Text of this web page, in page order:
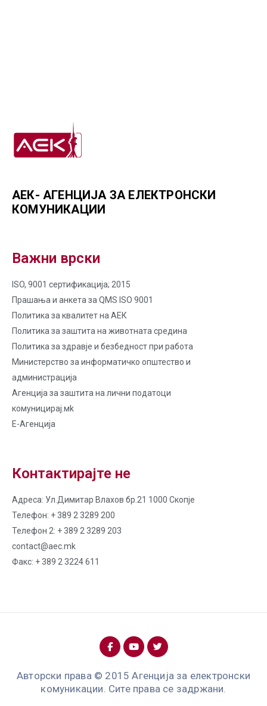
АЕК- АГЕНЦИЈА ЗА ЕЛЕКТРОНСКИ
КОМУНИКАЦИИ
Важни врски
ISO, 9001 сертификација; 2015
Прашања и анкета за QMS ISO 9001
Политика за квалитет на AЕК
Политика за заштита на животната средина
Политика за здравје и безбедност при работа
Министерство за информатичко општество и
администрација
Агенција за заштита на лични податоци
комуницирај.мk
Е-Агенција
Контактирајте не
Адреса: Ул.Димитар Влахов бр.21 1000 Скопје
Телефон: + 389 2 3289 200
Телефон 2: + 389 2 3289 203
contact@aec.mk
Факс: + 389 2 3224 611
Авторски права © 2015 Агенција за електронски
комуникации. Сите права се задржани.